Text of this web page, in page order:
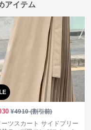
アイテム
¥4910(割引前)
ーツスカート サイドプリー